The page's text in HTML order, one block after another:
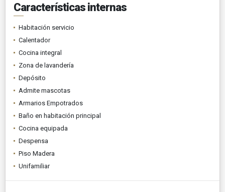
Características internas
Habitación servicio
Calentador
Cocina integral
Zona de lavandería
Depósito
Admite mascotas
Armarios Empotrados
Baño en habitación principal
Cocina equipada
Despensa
Piso Madera
Unifamiliar